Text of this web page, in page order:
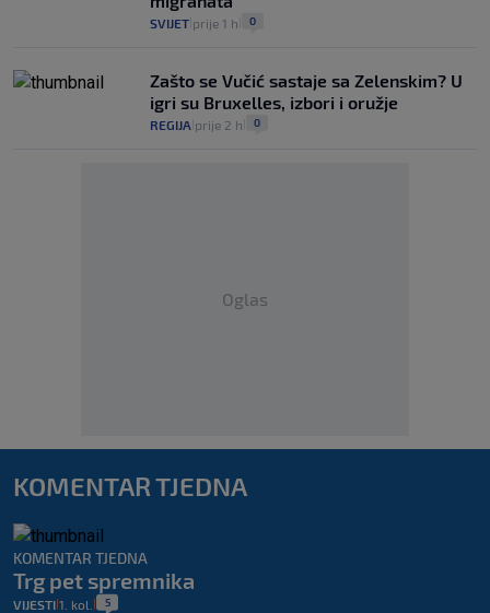
SVIJET prije 1 h 0
Zašto se Vučić sastaje sa Zelenskim? U
igri su Bruxelles, izbori i oružje
REGIJA prije 2 h 0
Oglas
KOMENTAR TJEDNA
KOMENTAR TJEDNA
Trg pet spremnika
VIJESTI 1. kol. 5